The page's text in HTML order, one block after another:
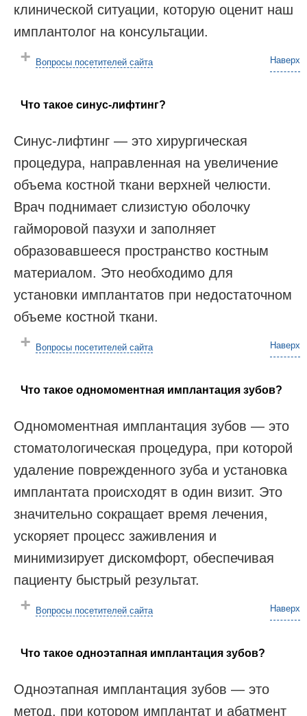
клинической ситуации, которую оценит наш
имплантолог на консультации.
Наверх
Вопросы посетителей сайта
Что такое синус-лифтинг?
Синус-лифтинг — это хирургическая
процедура, направленная на увеличение
объема костной ткани верхней челюсти.
Врач поднимает слизистую оболочку
гайморовой пазухи и заполняет
образовавшееся пространство костным
материалом. Это необходимо для
установки имплантатов при недостаточном
объеме костной ткани​.
Наверх
Вопросы посетителей сайта
Что такое одномоментная имплантация зубов?
Одномоментная имплантация зубов — это
стоматологическая процедура, при которой
удаление поврежденного зуба и установка
имплантата происходят в один визит. Это
значительно сокращает время лечения,
ускоряет процесс заживления и
минимизирует дискомфорт, обеспечивая
пациенту быстрый результат.
Наверх
Вопросы посетителей сайта
Что такое одноэтапная имплантация зубов?
Одноэтапная имплантация зубов — это
метод, при котором имплантат и абатмент